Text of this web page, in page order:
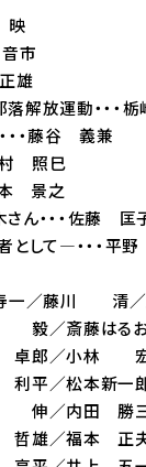
映
市
雄
解放運動・・・
・・藤谷 義兼
村 照巳
本 景之
ん・・・佐藤 匡
して―・・・平
寿一／藤川
藤はるお／
郎／小林 宏
松本新一郎
／内田 勝三
／福本 正夫